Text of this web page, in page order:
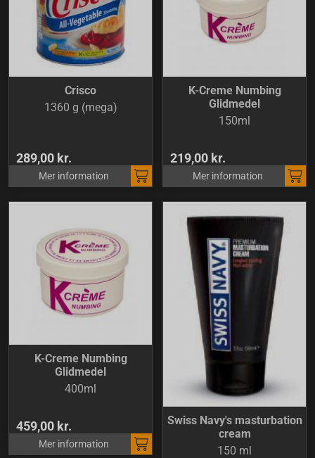
Crisco
1360 g (mega)
289,00 kr.
Mer information
K-Creme Numbing
Glidmedel
150ml
219,00 kr.
Mer information
K-Creme Numbing
Glidmedel
400ml
459,00 kr.
Mer information
Swiss Navy's masturbation
cream
150 ml